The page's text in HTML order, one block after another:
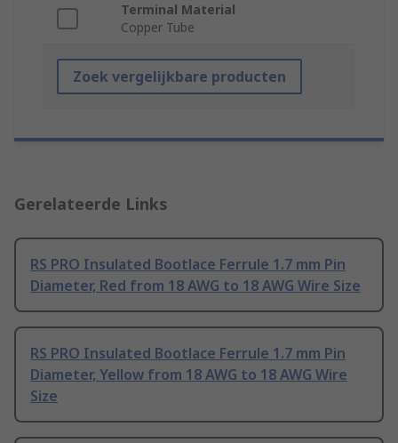
Terminal Material
Copper Tube
Zoek vergelijkbare producten
Gerelateerde Links
RS PRO Insulated Bootlace Ferrule 1.7 mm Pin
Diameter, Red from 18 AWG to 18 AWG Wire Size
RS PRO Insulated Bootlace Ferrule 1.7 mm Pin
Diameter, Yellow from 18 AWG to 18 AWG Wire
Size